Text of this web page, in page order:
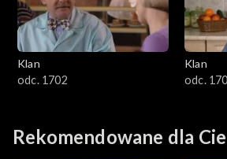
Klan
odc. 1702
Klan
odc.
Rekomendowane dla